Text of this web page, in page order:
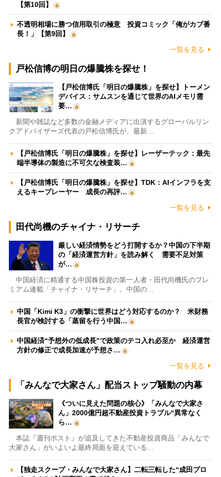
【第10回】
不透明相場に勝つ信用取引の極意 投資コミック「俺がカブ番
長！」【第9回】
一覧を見る
戸松信博の明日の爆騰株を探せ！
【戸松信博氏「明日の爆騰株」を探せ】トーメン
デバイス：サムスンを通じて世界のAIメモリ需
要…
新聞や雑誌など多数の金融メディアに出演するグローバルリン
クアドバイザーズ代表の戸松信博氏が、最新…
【戸松信博氏「明日の爆騰株」を探せ】レーザーテック：最先
端半導体の製造に不可欠な検査装…
【戸松信博氏「明日の爆騰株」を探せ】TDK：AIインフラを支
えるキープレーヤー 成長の再評…
一覧を見る
田代尚機のチャイナ・リサーチ
厳しい経済情勢をどう打開するか？中国の下半期
の「経済運営方針」を読み解く 需要不足対策
が…
中国経済に精通する中国株投資の第一人者・田代尚機氏のプレ
ミアム連載「チャイナ・リサーチ」。中国の…
中国「Kimi K3」の衝撃に世界はどう対応するのか？ 米財務
長官が検討する「蒸留を行う中国…
中国経済“予想外の低成長”で政策のテコ入れ必至か 経済運営
方針の修正で成長加速が予想さ…
一覧を見る
「みんなで大家さん」配当ストップ騒動の内幕
《ついに見えた問題の核心》「みんなで大家さ
ん」2000億円超不動産投資トラブル“異常なく
ら…
本誌『週刊ポスト』が追及してきた不動産投資商品「みんなで
大家さん」がいよいよ最終局面を迎えている…
【独走スクープ・みんなで大家さん】二転三転した“成田プロ